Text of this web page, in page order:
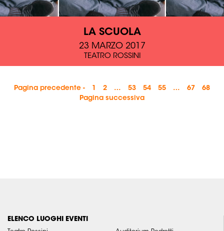
LA SCUOLA
23 MARZO 2017
TEATRO ROSSINI
Pagina precedente - 1 2 … 53 54 55 … 67
68
Pagina successiva
ELENCO LUOGHI EVENTI